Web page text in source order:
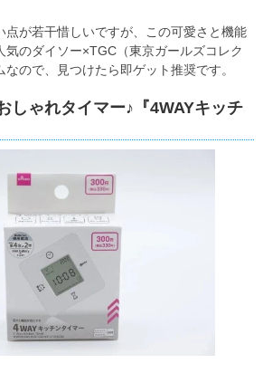
点が若干惜しいですが、この可愛さと機能
のダイソー×TGC（東京ガールズコレク
ので、見つけたら即ゲット推奨です。
しゃれタイマー♪『4WAYキッチ